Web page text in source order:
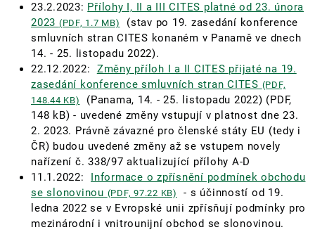
23.2.2023: Přílohy I, II a III CITES platné od 23. února
2023 (PDF, 1.7 MB)
(stav po 19. zasedání konference
smluvních stran CITES konaném v Panamě ve dnech
14. - 25. listopadu 2022).
22.12.2022: Změny příloh I a II CITES přijaté na 19.
zasedání konference smluvních stran CITES (PDF,
148.44 KB)
(Panama, 14. - 25. listopadu 2022) (PDF,
148 kB) - uvedené změny vstupují v platnost dne 23.
2. 2023. Právně závazné pro členské státy EU (tedy i
ČR) budou uvedené změny až se vstupem novely
nařízení č. 338/97 aktualizující přílohy A-D
11.1.2022: Informace o zpřísnění podmínek obchodu
se slonovinou (PDF, 97.22 KB)
- s účinností od 19.
ledna 2022 se v Evropské unii zpřísňují podmínky pro
mezinárodní i vnitrounijní obchod se slonovinou.